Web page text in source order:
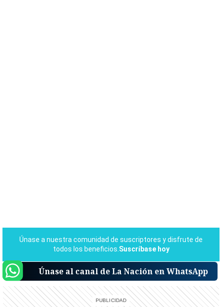
Únase al canal de La Nación en WhatsApp